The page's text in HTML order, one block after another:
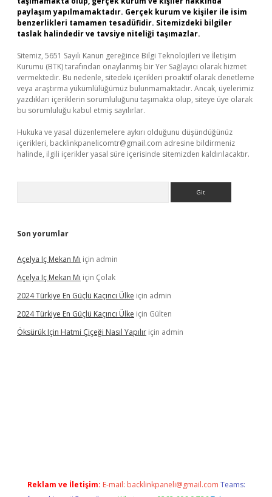
paylaşım yapılmamaktadır. Gerçek kurum ve kişiler ile isim
benzerlikleri tamamen tesadüfidir. Sitemizdeki bilgiler
taslak halindedir ve tavsiye niteliği taşımazlar.
Sitemiz, 5651 Sayılı Kanun gereğince Bilgi Teknolojileri ve İletişim
Kurumu (BTK) tarafından onaylanmış bir Yer Sağlayıcı olarak hizmet
vermektedir. Bu nedenle, sitedeki içerikleri proaktif olarak denetleme
veya araştırma yükümlülüğümüz bulunmamaktadır. Ancak, üyelerimiz
yazdıkları içeriklerin sorumluluğunu taşımakta olup, siteye üye olarak
bu sorumluluğu kabul etmiş sayılırlar.
Hukuka ve yasal düzenlemelere aykırı olduğunu düşündüğünüz
içerikleri, backlinkpanelicomtr@gmail.com adresine bildirmeniz
halinde, ilgili içerikler yasal süre içerisinde sitemizden kaldırılacaktır.
Son yorumlar
Açelya Iç Mekan Mı için admin
Açelya Iç Mekan Mı için Çolak
2024 Türkiye En Güçlü Kaçıncı Ülke için admin
2024 Türkiye En Güçlü Kaçıncı Ülke için Gülten
Öksürük Için Hatmi Çiçeği Nasıl Yapılır için admin
Reklam ve İletişim: E-mail: backlinkpaneli@gmail.com Teams: